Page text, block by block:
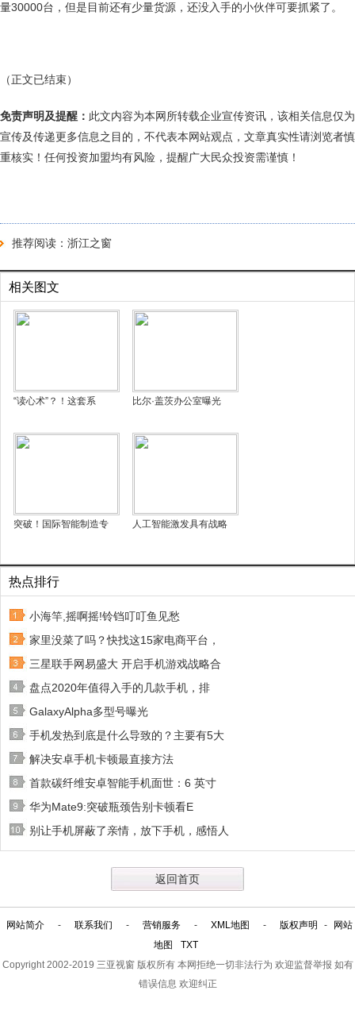
量30000台，但是目前还有少量货源，还没入手的小伙伴可要抓紧了。
（正文已结束）
免责声明及提醒： 此文内容为本网所转载企业宣传资讯，该相关信息仅为
宣传及传递更多信息之目的，不代表本网站观点，文章真实性请浏览者慎
重核实！任何投资加盟均有风险，提醒广大民众投资需谨慎！
推荐阅读： 浙江之窗
相关图文
“读心术”？！这套系 比尔·盖茨办公室曝光
突破！国际智能制造专 人工智能激发具有战略
热点排行
小海竿,摇啊摇!铃铛叮叮鱼见愁
家里没菜了吗？快找这15家电商平台，
三星联手网易盛大 开启手机游戏战略合
盘点2020年值得入手的几款手机，排
GalaxyAlpha多型号曝光
手机发热到底是什么导致的？主要有5大
解决安卓手机卡顿最直接方法
首款碳纤维安卓智能手机面世：6 英寸
华为Mate9:突破瓶颈告别卡顿看E
别让手机屏蔽了亲情，放下手机，感悟人
返回首页
网站简介 - 联系我们 - 营销服务 - XML地图 - 版权声明 -
网站
地图
TXT
Copyright 2002-2019 三亚视窗版权所有 本网拒绝一切非法行为 欢迎监督举报 如有
错误信息 欢迎纠正